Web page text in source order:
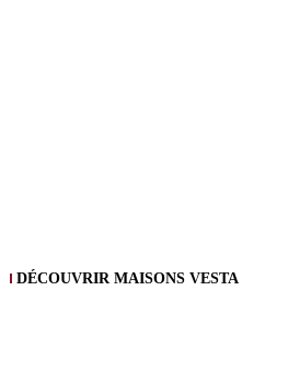
DÉCOUVRIR MAISONS VESTA